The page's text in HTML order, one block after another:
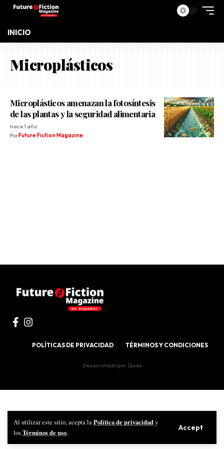
Al utilizar este sitio, acepta laPolítica de privacidady
losTérminos de uso.
Accept
INICIO
Microplásticos
Microplásticos amenazan la fotosíntesis
de las plantas y la seguridad alimentaria
hace 1 año
PorFuture Fiction Magazine
POLÍTICAS DE PRIVACIDAD TÉRMINOS Y CONDICIONES
Desarrollado por Qode